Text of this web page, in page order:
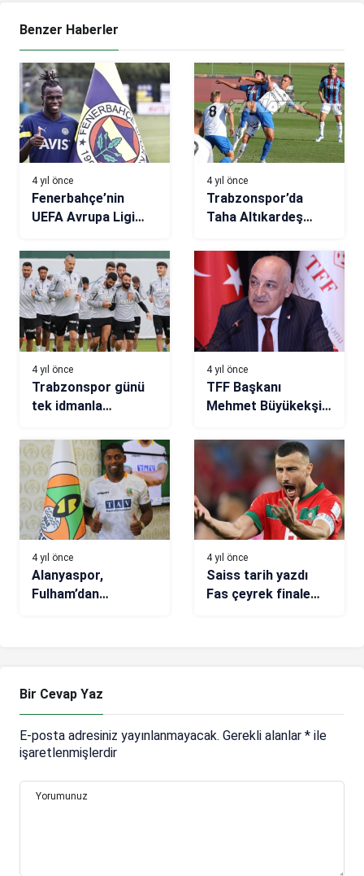
Benzer Haberler
4 yıl önce
Fenerbahçe’nin
UEFA Avrupa Ligi
Bruma kadroda yok
4 yıl önce
Trabzonspor’da
Taha Altıkardeş
4 yıl önce
Trabzonspor günü
tek idmanla
4 yıl önce
TFF Başkanı
Mehmet Büyükekşi:
kaliteyi artırmak
için…
4 yıl önce
Alanyaspor,
Fulham’dan
4 yıl önce
Saiss tarih yazdı
Fas çeyrek finale
Bir Cevap Yaz
E-posta adresiniz yayınlanmayacak. Gerekli alanlar * ile
işaretlenmişlerdir
Yorumunuz